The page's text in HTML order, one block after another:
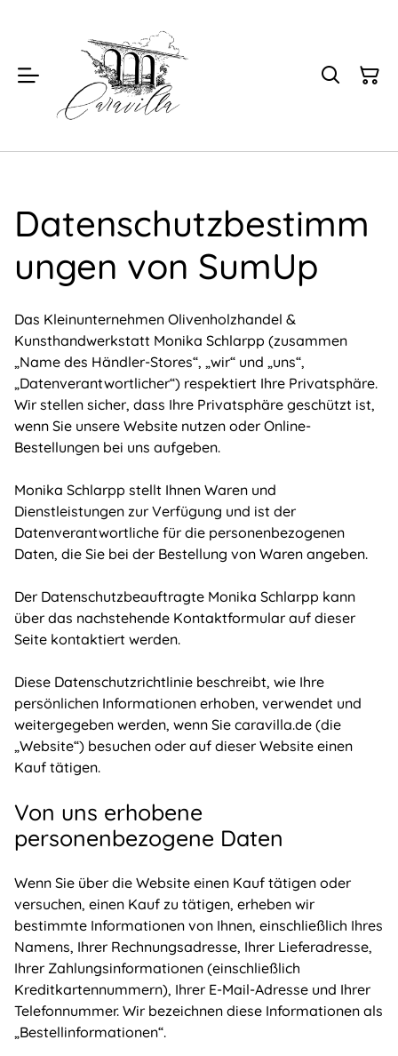
Datenschutzbestimm
ungen von SumUp
Das Kleinunternehmen Olivenholzhandel &
Kunsthandwerkstatt Monika Schlarpp (zusammen
„Name des Händler-Stores“, „wir“ und „uns“,
„Datenverantwortlicher“) respektiert Ihre Privatsphäre.
Wir stellen sicher, dass Ihre Privatsphäre geschützt ist,
wenn Sie unsere Website nutzen oder Online-
Bestellungen bei uns aufgeben.
Monika Schlarpp stellt Ihnen Waren und
Dienstleistungen zur Verfügung und ist der
Datenverantwortliche für die personenbezogenen
Daten, die Sie bei der Bestellung von Waren angeben.
Der Datenschutzbeauftragte Monika Schlarpp kann
über das nachstehende Kontaktformular auf dieser
Seite kontaktiert werden.
Diese Datenschutzrichtlinie beschreibt, wie Ihre
persönlichen Informationen erhoben, verwendet und
weitergegeben werden, wenn Sie caravilla.de (die
„Website“) besuchen oder auf dieser Website einen
Kauf tätigen.
Von uns erhobene
personenbezogene Daten
Wenn Sie über die Website einen Kauf tätigen oder
versuchen, einen Kauf zu tätigen, erheben wir
bestimmte Informationen von Ihnen, einschließlich Ihres
Namens, Ihrer Rechnungsadresse, Ihrer Lieferadresse,
Ihrer Zahlungsinformationen (einschließlich
Kreditkartennummern), Ihrer E-Mail-Adresse und Ihrer
Telefonnummer. Wir bezeichnen diese Informationen als
„Bestellinformationen“.